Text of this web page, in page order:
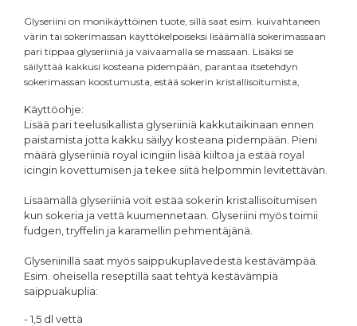
Glyseriini on monikäyttöinen tuote, sillä saat esim. kuivahtaneen
värin tai sokerimassan käyttökelpoiseksi lisäämällä sokerimassaan
pari tippaa glyseriiniä ja vaivaamalla se massaan. Lisäksi se
säilyttää kakkusi kosteana pidempään, parantaa itsetehdyn
sokerimassan koostumusta, estää sokerin kristallisoitumista,
Käyttöohje:
Lisää pari teelusikallista glyseriiniä kakkutaikinaan ennen
paistamista jotta kakku säilyy kosteana pidempään. Pieni
määrä glyseriiniä royal icingiin lisää kiiltoa ja estää royal
icingin kovettumisen ja tekee siitä helpommin levitettävän.
Lisäämällä glyseriiniä voit estää sokerin kristallisoitumisen
kun sokeria ja vettä kuumennetaan. Glyseriini myös toimii
fudgen, tryffelin ja karamellin pehmentäjänä.
Glyseriinillä saat myös saippukuplavedestä kestävämpää.
Esim. oheisella reseptillä saat tehtyä kestävämpiä
saippuakuplia:
- 1,5 dl vettä